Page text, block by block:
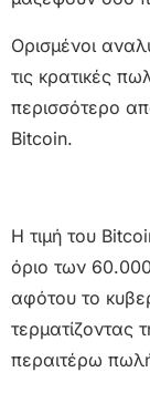
Ορισμένοι
τις κρατικές
περισσότερο
Bitcoin.
Η τιμή του
όριο των
αφότου το
τερματίζοντας
περαιτέρω